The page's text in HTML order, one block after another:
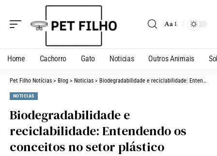
Aa
Home Cachorro Gato Noticias Outros Animais
Pet Filho Notícias > Blog > Noticias > Biodegradabilidade e reciclabilidade: Entendendo os conceitos no setor plástico
NOTICIAS
Biodegradabilidade e
reciclabilidade: Entendendo os
conceitos no setor plástico